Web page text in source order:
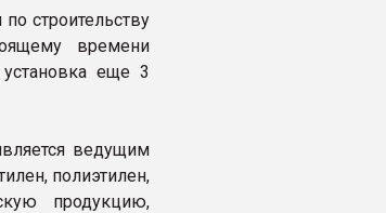
строительству
времени
еще 3
ведущим
полиэтилен,
продукцию,